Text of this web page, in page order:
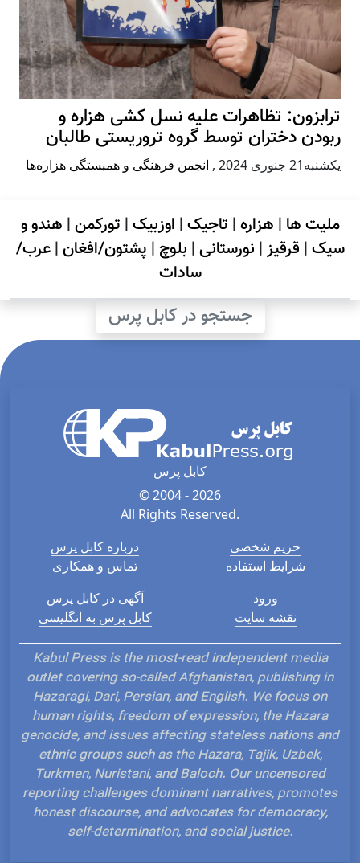
ترابزون: تظاهرات علیه نسل کشی هزاره و
ربودن دختران توسط گروه تروریستی طالبان
يكشنبه21 جنوری 2024 , انجمن فرهنگی و همبستگی هزاره‌ها
ملیت ها | هزاره| تاجیک| اوزبیک| تورکمن| هندو و
سیک| قرقیز| نورستانی| بلوچ | پشتون/افغان|عرب/
سادات
جستجو در کابل پرس
کابل پرس
© 2004 - 2026
All Rights Reserved.
درباره کابل پرس
تماس و همکاری
حریم شخصی
شرایط استفاده
آگهی در کابل پرس
کابل پرس به انگلیسی
ورود
نقشه سایت
Kabul Press is the most-read independent media
outlet covering so-called Afghanistan, publishing in
Hazaragi, Dari, Persian, and English. We focus on
human rights, freedom of expression, the Hazara
genocide, and issues affecting stateless nations and
ethnic groups such as the Hazara, Tajik, Uzbek,
Turkmen, Nuristani, and Baloch. Our uncensored
reporting challenges dominant narratives, promotes
honest discourse, and advocates for democracy,
self-determination, and social justice.